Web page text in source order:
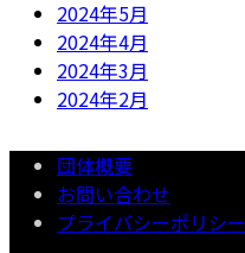
2024年5月
2024年4月
2024年3月
2024年2月
団体概要
お問い合わせ
プライバシーポリシー